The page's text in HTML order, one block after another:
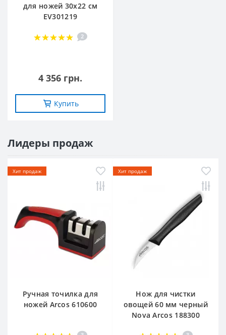
для ножей 30х22 см
EV301219
2
4 356 грн.
Купить
Лидеры продаж
Хит продаж
Ручная точилка для
ножей Arcos 610600
Хит продаж
Нож для чистки
овощей 60 мм черный
Nova Arcos 188300